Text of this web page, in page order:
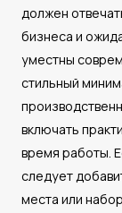
должен
бизнеса и
уместны
стильный
включать
время работы.
следует
места или